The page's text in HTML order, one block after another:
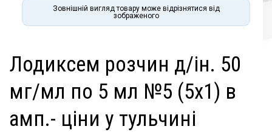
Зовнішній вигляд товару може відрізнятися від
зображеного
лодиксем розчин д/ін. 50
мг/мл по 5 мл №5 (5х1) в
амп.- ціни у тульчині